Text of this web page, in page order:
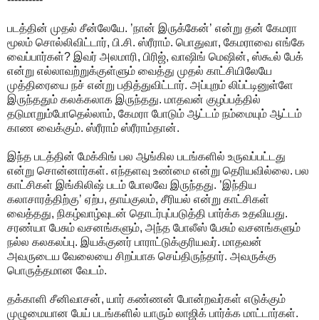
படத்தின் முதல் சீன்லேயே. ’நான் இருக்கேன்’ என்று தன் கேமரா
மூலம் சொல்லிவிட்டார், பி.சி. ஸ்ரீராம். பொதுவா, கேமராவை எங்கே
வைப்பார்கள்? இவர் அலமாரி, பிரிஜ், வாஷிங் மெஷின், ஸ்கூல் பேக்
என்று எல்லாவற்றுக்குள்ளும் வைத்து முதல் காட்சியிலேயே
முத்திரையை நச் என்று பதித்துவிட்டார். அப்புறம் லிப்ட்டினுள்ளே
இருந்ததும் கலக்கலாக இருந்தது. மாதவன் குழப்பத்தில்
தடுமாறும்போதெல்லாம், கேமரா போடும் ஆட்டம் நம்மையும் ஆட்டம்
காண வைக்கும். ஸ்ரீராம் ஸ்ரீராம்தான்.
இந்த படத்தின் மேக்கிங் பல ஆங்கில படங்களில் உருவப்பட்டது
என்று சொன்னார்கள். எந்தளவு உண்மை என்று தெரியவில்லை. பல
காட்சிகள் இங்கிலிஷ் படம் போலவே இருந்தது. ’இந்திய
கலாசாரத்திற்கு’ ஏற்ப, தாய்குலம், சீரியல் என்று காட்சிகள்
வைத்தது, நிகழ்வாழ்வுடன் தொடர்புப்படுத்தி பார்க்க உதவியது.
சரண்யா பேசும் வசனங்களும், அந்த போலீஸ் பேசும் வசனங்களும்
நல்ல கலகலப்பு. இயக்குனர் பாராட்டுக்குரியவர். மாதவன்
அவருடைய வேலையை சிறப்பாக செய்திருந்தார். அவருக்கு
பொருத்தமான வேடம்.
தக்காளி சீனிவாசன், யார் கண்ணன் போன்றவர்கள் எடுக்கும்
முழுமையான பேய் படங்களில் யாரும் லாஜிக் பார்க்க மாட்டார்கள்.